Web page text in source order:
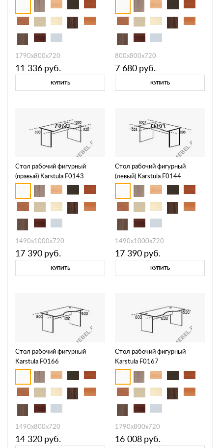
1790х800х720
11 336 руб.
КУПИТЬ
800х800х720
7 680 руб.
КУПИТЬ
Стол рабочий фигурный
(правый) Karstula F0143
1490х1000х720
17 390 руб.
КУПИТЬ
Стол рабочий фигурный
(левый) Karstula F0144
1490х1000х720
17 390 руб.
КУПИТЬ
Стол рабочий фигурный
Karstula F0166
1490х800х720
14 320 руб.
Стол рабочий фигурный
Karstula F0167
1790х800х720
16 008 руб.